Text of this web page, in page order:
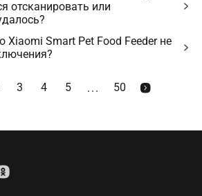
отсканировать или
Xiaomi Smart Pet Food Feeder не
3 4 5 ... 50